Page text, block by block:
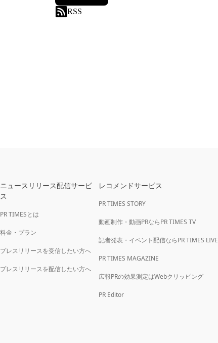
RSS
ニュースリリース配信サービ
ス
PR TIMESとは
料金・プラン
プレスリリースを受信したい方へ
プレスリリースを配信したい方へ
レコメンドサービス
PR TIMES STORY
動画制作・動画PRならPR TIMES TV
記者発表・イベント配信ならPR TIMES LIVE
PR TIMES MAGAZINE
広報PRの効果測定はWebクリッピング
PR Editor